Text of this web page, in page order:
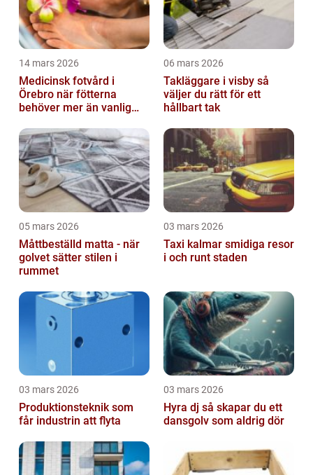
14 mars 2026
Medicinsk fotvård i
Örebro när fötterna
behöver mer än vanlig
06 mars 2026
Takläggare i visby så
väljer du rätt för ett
hållbart tak
05 mars 2026
Måttbeställd matta - när
golvet sätter stilen i
rummet
03 mars 2026
Taxi kalmar smidiga resor
i och runt staden
03 mars 2026
Produktionsteknik som
får industrin att flyta
03 mars 2026
Hyra dj så skapar du ett
dansgolv som aldrig dör